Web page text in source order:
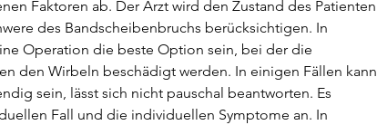
des Bandscheibenbruchs berücksichtigen. In
Operation die beste Option sein, bei der die
den Wirbeln beschädigt werden. In einigen Fällen kann
sein, lässt sich nicht pauschal beantworten. Es
Fall und die individuellen Symptome an. In